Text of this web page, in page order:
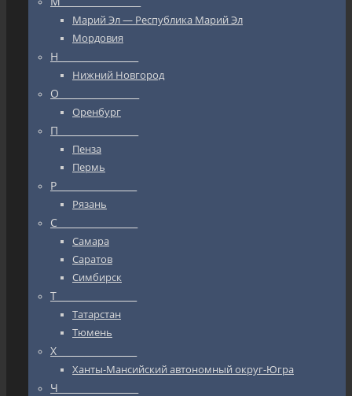
Марий Эл — Республика Марий Эл
Мордовия
Н_________________
Нижний Новгород
О_________________
Оренбург
П_________________
Пенза
Пермь
Р_________________
Рязань
С_________________
Самара
Саратов
Симбирск
Т_________________
Татарстан
Тюмень
Х_________________
Ханты-Мансийский автономный округ-Югра
Ч_________________